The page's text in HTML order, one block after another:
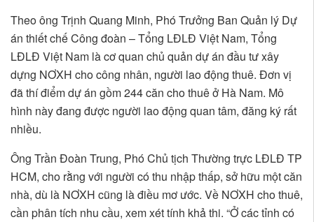
Theo ông Trịnh Quang Minh, Phó Trưởng Ban Quản lý Dự
án thiết chế Công đoàn – Tổng LĐLĐ Việt Nam, Tổng
LĐLĐ Việt Nam là cơ quan chủ quản dự án đầu tư xây
dựng NƠXH cho công nhân, người lao động thuê. Đơn vị
đã thí điểm dự án gồm 244 căn cho thuê ở Hà Nam. Mô
hình này đang được người lao động quan tâm, đăng ký rất
nhiều.
Ông Trần Đoàn Trung, Phó Chủ tịch Thường trực LĐLĐ TP
HCM, cho rằng với người có thu nhập thấp, sở hữu một căn
nhà, dù là NƠXH cũng là điều mơ ước. Về NƠXH cho thuê,
cần phân tích nhu cầu, xem xét tính khả thi. “Ở các tỉnh có